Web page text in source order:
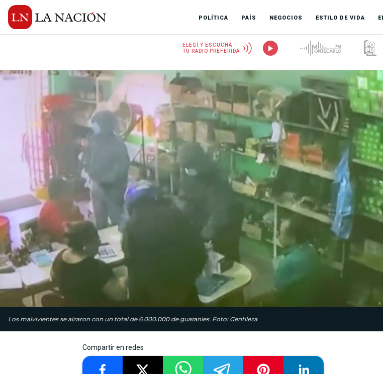
POLÍTICA PAÍS NEGOCIOS ESTILO DE VIDA
ELEGÍ Y ESCUCHÁ
TU RADIO PREFERIDA
Los malvivientes se alzaron con un total de 6.000.000 de guaraníes. Foto: Gentileza
Compartir en redes